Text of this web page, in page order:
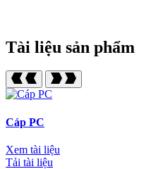
Tài liệu sản phẩm
Cáp PC
Xem tài liệu
Tải tài liệu